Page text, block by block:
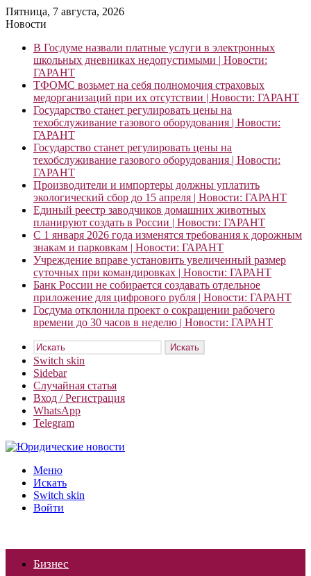
Пятница, 7 августа, 2026
Новости
В Госдуме назвали платные услуги в электронных
школьных дневниках недопустимыми | Новости:
ГАРАНТ
ТФОМС возьмет на себя полномочия страховых
медорганизаций при их отсутствии | Новости: ГАРАНТ
Государство станет регулировать цены на
техобслуживание газового оборудования | Новости:
ГАРАНТ
Государство станет регулировать цены на
техобслуживание газового оборудования | Новости:
ГАРАНТ
Производители и импортеры должны уплатить
экологический сбор до 15 апреля | Новости: ГАРАНТ
Единый реестр заводчиков домашних животных
планируют создать в России | Новости: ГАРАНТ
С 1 января 2026 года изменятся требования к дорожным
знакам и парковкам | Новости: ГАРАНТ
Учреждение вправе установить увеличенный размер
суточных при командировках | Новости: ГАРАНТ
Банк России не собирается создавать отдельное
приложение для цифрового рубля | Новости: ГАРАНТ
Госдума отклонила проект о сокращении рабочего
времени до 30 часов в неделю | Новости: ГАРАНТ
Искать
Switch skin
Sidebar
Случайная статья
Вход / Регистрация
WhatsApp
Telegram
Меню
Искать
Switch skin
Войти
Бизнес